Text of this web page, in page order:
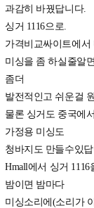
과감히 바꿨답니다.
싱거 1116으로.
가격비교싸이트에서
미싱을 좀 하실줄알
좀더
발전적인고 쉬운걸
물론 싱거도 중국에
가정용 미싱도
청바지도 만들수있
Hmall에서 싱거
밤이면 밤마다
미싱소리에(소리가